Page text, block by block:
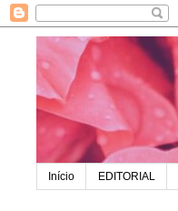
Início EDITORIAL